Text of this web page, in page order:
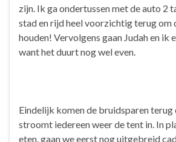
zijn. Ik ga ondertussen met de auto 2
stad en rijd heel voorzichtig terug om
houden! Vervolgens gaan Judah en ik
want het duurt nog wel even.
Eindelijk komen de bruidsparen terug
stroomt iedereen weer de tent in. In
eten, gaan we eerst nog uitgebreid